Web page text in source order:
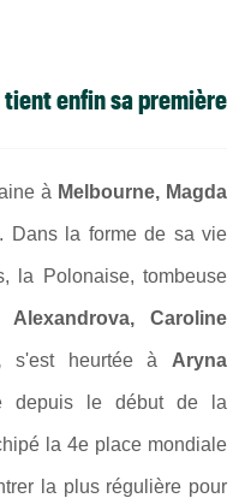
enfin sa première
à Melbourne, Magda
Dans la forme de sa vie
la Polonaise, tombeuse
Caroline
s'est heurtée à Aryna
depuis le début de la
la 4e place mondiale
la plus régulière pour